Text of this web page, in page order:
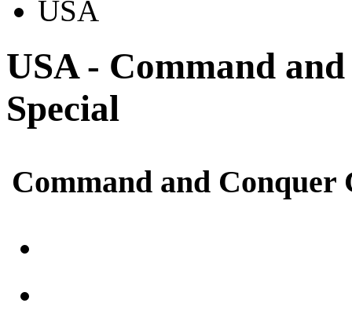
USA
USA - Command
Special
Command and Conquer